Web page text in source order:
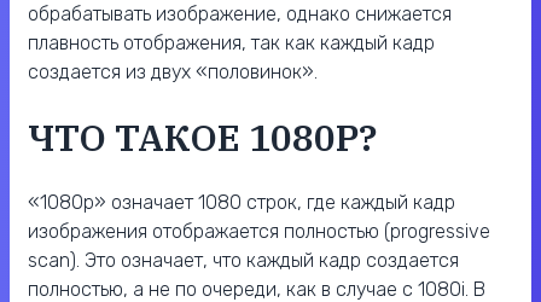
обрабатывать изображение, однако снижается
плавность отображения, так как каждый кадр
создается из двух «половинок».
ЧТО ТАКОЕ 1080P?
«1080p» означает 1080 строк, где каждый кадр
изображения отображается полностью (progressive
scan). Это означает, что каждый кадр создается
полностью, а не по очереди, как в случае с 1080i. В